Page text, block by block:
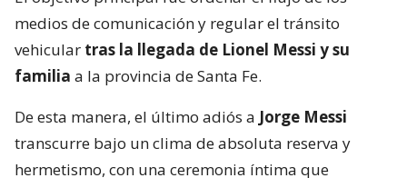
medios de comunicación y regular el tránsito
vehicular tras la llegada de Lionel Messi y su
familia a la provincia de Santa Fe.
De esta manera, el último adiós a Jorge Messi
transcurre bajo un clima de absoluta reserva y
hermetismo, con una ceremonia íntima que